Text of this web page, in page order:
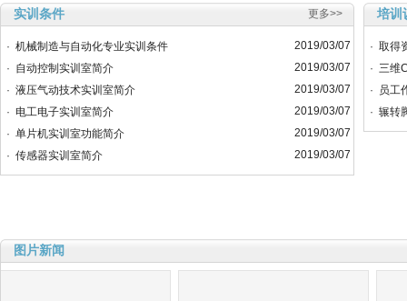
实训条件 更多>>
· 机械制造与自动化专业实训条件
2019/03/07
· 自动控制实训室简介
2019/03/07
· 液压气动技术实训室简介
2019/03/07
· 电工电子实训室简介
2019/03/07
· 单片机实训室功能简介
2019/03/07
· 传感器实训室简介 2019/03/07
培训
· 取得
· 三维
·
员工
· 辗转
图片新闻